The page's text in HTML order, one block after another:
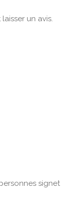
un avis.
signet